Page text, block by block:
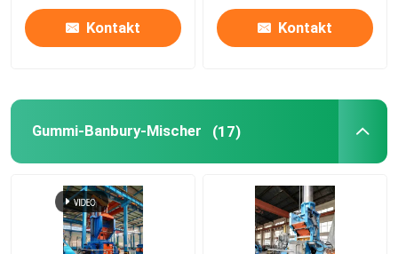
Gummivulkanisierungspresse
Kunststoff-Recycling-Linie
Tennisball, der Maschine herstellt
Kontakt Kontakt
Gummi-Banbury-Mischer (17)